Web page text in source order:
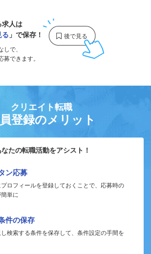
求人は
る 」で保存！
しで、
募できます。
クリエイト転職
登録のメリット
たの転職活動をアシスト！
ン応募
ロフィールを登録しておくことで、応募時の
簡単に
件の保存
検索する条件を保存して、条件設定の手間を